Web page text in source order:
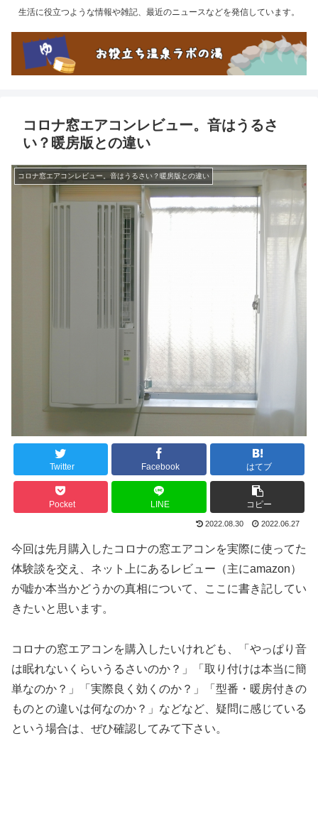
生活に役立つような情報や雑記、最近のニュースなどを発信しています。
コロナ窓エアコンレビュー。音はうるさ
い？暖房版との違い
コロナ窓エアコンレビュー。音はうるさい？暖房版との違い
Twitter Facebook はてブ
Pocket LINE コピー
2022.08.30 2022.06.27
今回は先月購入したコロナの窓エアコンを実際に使ってた
体験談を交え、ネット上にあるレビュー（主にamazon）
が嘘か本当かどうかの真相について、ここに書き記してい
きたいと思います。
コロナの窓エアコンを購入したいけれども、「やっぱり音
は眠れないくらいうるさいのか？」「取り付けは本当に簡
単なのか？」「実際良く効くのか？」「型番・暖房付きの
ものとの違いは何なのか？」などなど、疑問に感じている
という場合は、ぜひ確認してみて下さい。